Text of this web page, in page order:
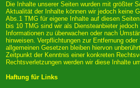
Die Inhalte unserer Seiten wurden mit größter
Aktualität der Inhalte können wir jedoch keine
Abs.1 TMG für eigene Inhalte auf diesen
bis 10 TMG sind wir als Diensteanbieter
Informationen zu überwachen oder nach
hinweisen. Verpflichtungen zur Entfernung
allgemeinen Gesetzen bleiben hiervon
Zeitpunkt der Kenntnis einer konkreten
Rechtsverletzungen werden wir diese Inhalte
Haftung für Links